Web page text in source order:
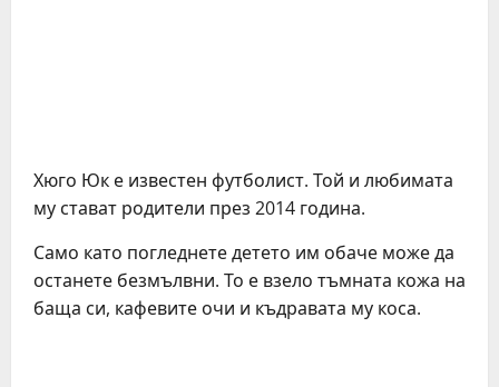
Хюго Юк е известен футболист. Той и любимата
му стават родители през 2014 година.
Само като погледнете детето им обаче може да
останете безмълвни. То е взело тъмната кожа на
баща си, кафевите очи и къдравата му коса.